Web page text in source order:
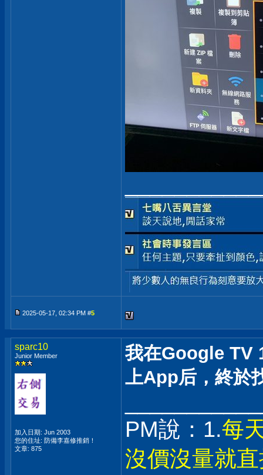
2025-05-17, 02:34 PM #5
sparc10
Junior Member
加入日期: Jun 2003
您的住址: 防備李嘉修推銷！
文章: 875
我在Google TV
上App后，終於
PM說：1.每
沒價沒量就